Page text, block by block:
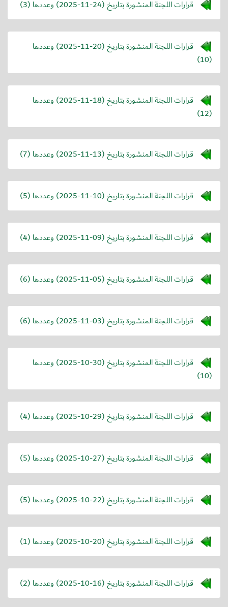
قرارات اللجنة المنشورة بتاريخ (2025-11-24) وعددها (3)
قرارات اللجنة المنشورة بتاريخ (2025-11-20) وعددها
(10)
قرارات اللجنة المنشورة بتاريخ (2025-11-18) وعددها
(12)
قرارات اللجنة المنشورة بتاريخ (2025-11-13) وعددها (7)
قرارات اللجنة المنشورة بتاريخ (2025-11-10) وعددها (5)
قرارات اللجنة المنشورة بتاريخ (2025-11-09) وعددها (4)
قرارات اللجنة المنشورة بتاريخ (2025-11-05) وعددها (6)
قرارات اللجنة المنشورة بتاريخ (2025-11-03) وعددها (6)
قرارات اللجنة المنشورة بتاريخ (2025-10-30) وعددها
(10)
قرارات اللجنة المنشورة بتاريخ (2025-10-29) وعددها (4)
قرارات اللجنة المنشورة بتاريخ (2025-10-27) وعددها (5)
قرارات اللجنة المنشورة بتاريخ (2025-10-22) وعددها (5)
قرارات اللجنة المنشورة بتاريخ (2025-10-20) وعددها (1)
قرارات اللجنة المنشورة بتاريخ (2025-10-16) وعددها (2)